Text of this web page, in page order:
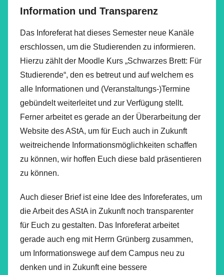
Information und Transparenz
Das Inforeferat hat dieses Semester neue Kanäle
erschlossen, um die Studierenden zu informieren.
Hierzu zählt der Moodle Kurs „Schwarzes Brett: Für
Studierende“, den es betreut und auf welchem es
alle Informationen und (Veranstaltungs-)Termine
gebündelt weiterleitet und zur Verfügung stellt.
Ferner arbeitet es gerade an der Überarbeitung der
Website des AStA, um für Euch auch in Zukunft
weitreichende Informationsmöglichkeiten schaffen
zu können, wir hoffen Euch diese bald präsentieren
zu können.
Auch dieser Brief ist eine Idee des Inforeferates, um
die Arbeit des AStA in Zukunft noch transparenter
für Euch zu gestalten. Das Inforeferat arbeitet
gerade auch eng mit Herrn Grünberg zusammen,
um Informationswege auf dem Campus neu zu
denken und in Zukunft eine bessere